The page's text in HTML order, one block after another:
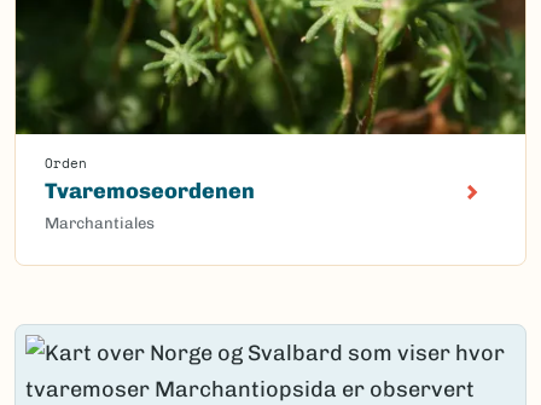
Orden
Tvaremoseordenen
Marchantiales